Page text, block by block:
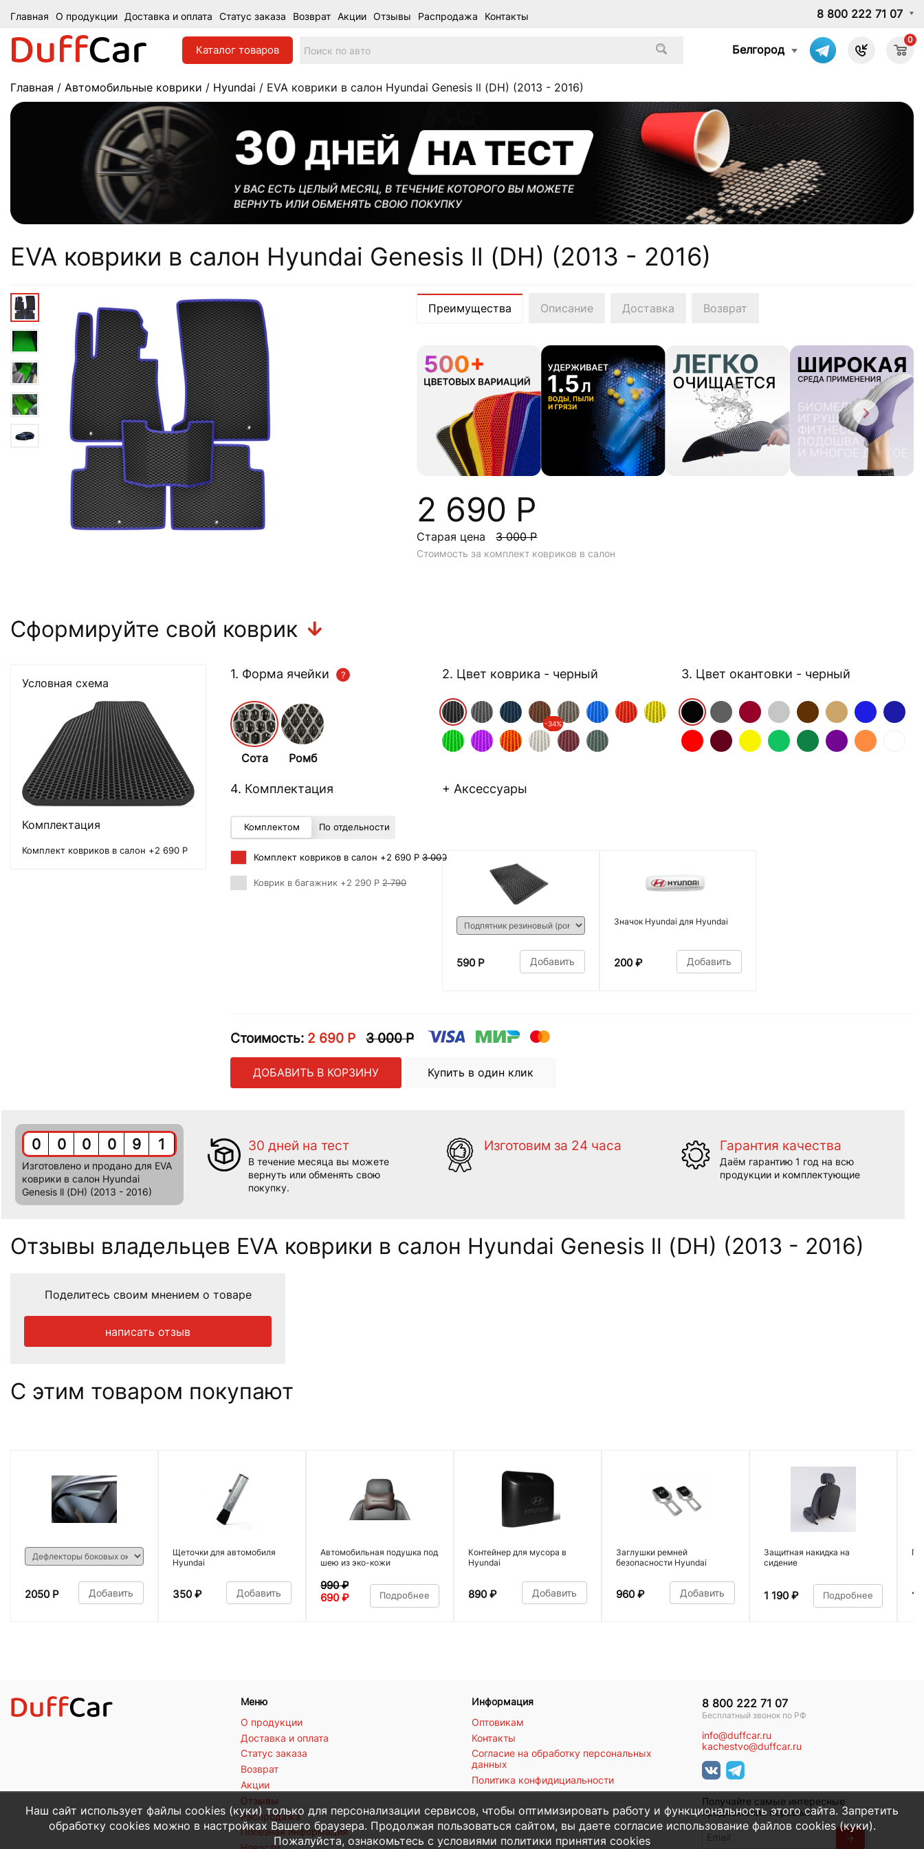
Главная О продукции Доставка и оплата Статус заказа Возврат Акции Отзывы Распродажа Контакты 8 800 222 71 07
Каталог товаров Белгород
0
Главная / Автомобильные коврики / Hyundai / EVA коврики в салон Hyundai Genesis ll (DH) (2013 - 2016)
EVA коврики в салон Hyundai Genesis ll (DH) (2013 - 2016)
Преимущества Описание Доставка Возврат
2 690 Р
Старая цена 3 000 Р
Стоимость за комплект ковриков в салон
Сформируйте свой коврик
1. Форма ячейки
Сота Ромб
2. Цвет коврика - черный
-34%
3. Цвет окантовки - черный
4. Комплектация
Комплектом По отдельности
Комплект ковриков в салон +2 690 Р 3 000
Коврик в багажник +2 290 Р 2 790
+ Аксессуары
590 Р Добавить
Значок Hyundai для Hyundai
200 ₽ Добавить
Стоимость: 2 690 Р 3 000 Р
ДОБАВИТЬ В КОРЗИНУ Купить в один клик
Условная схема
Комплектация
Комплект ковриков в салон +2 690 Р
0 0 0 0 9 1
Изготовлено и продано для EVA
коврики в салон Hyundai
Genesis ll (DH) (2013 - 2016)
30 дней на тест
В течение месяца вы можете
вернуть или обменять свою
покупку.
Изготовим за 24 часа Гарантия качества
Даём гарантию 1 год на всю
продукции и комплектующие
Отзывы владельцев EVA коврики в салон Hyundai Genesis ll (DH) (2013 - 2016)
Поделитесь своим мнением о товаре
написать отзыв
С этим товаром покупают
2050 Р Добавить
Щеточки для автомобиля
Hyundai
350 ₽ Добавить
Автомобильная подушка под
шею из эко-кожи
990₽
690 ₽ Подробнее
Контейнер для мусора в
Hyundai
890 ₽ Добавить
Заглушки ремней
безопасности Hyundai
960 ₽ Добавить
Защитная накидка на
сидение
1 190 ₽ Подробнее 1
Меню
О продукции
Доставка и оплата
Статус заказа
Возврат
Акции
Отзывы
Распродажа
Полезная информация
Информация
Оптовикам
Контакты
Согласие на обработку персональных
данных
Политика конфидициальности
8 800 222 71 07
Бесплатный звонок по РФ
info@duffcar.ru
kachestvo@duffcar.ru
Получайте самые интересные
предложения первыми
→
Наш сайт использует файлы cookies (куки) только для персонализации сервисов, чтобы оптимизировать работу и функциональность этого сайта. Запретить
обработку cookies можно в настройках Вашего браузера. Продолжая пользоваться сайтом, вы даете согласие использование файлов cookies (куки).
Пожалуйста, ознакомьтесь с условиями политики принятия сookies